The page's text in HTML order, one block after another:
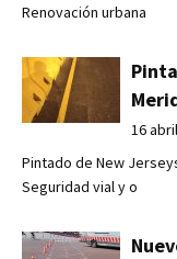
Renovación urbana
16
Pintado de New
Seguridad vial y o